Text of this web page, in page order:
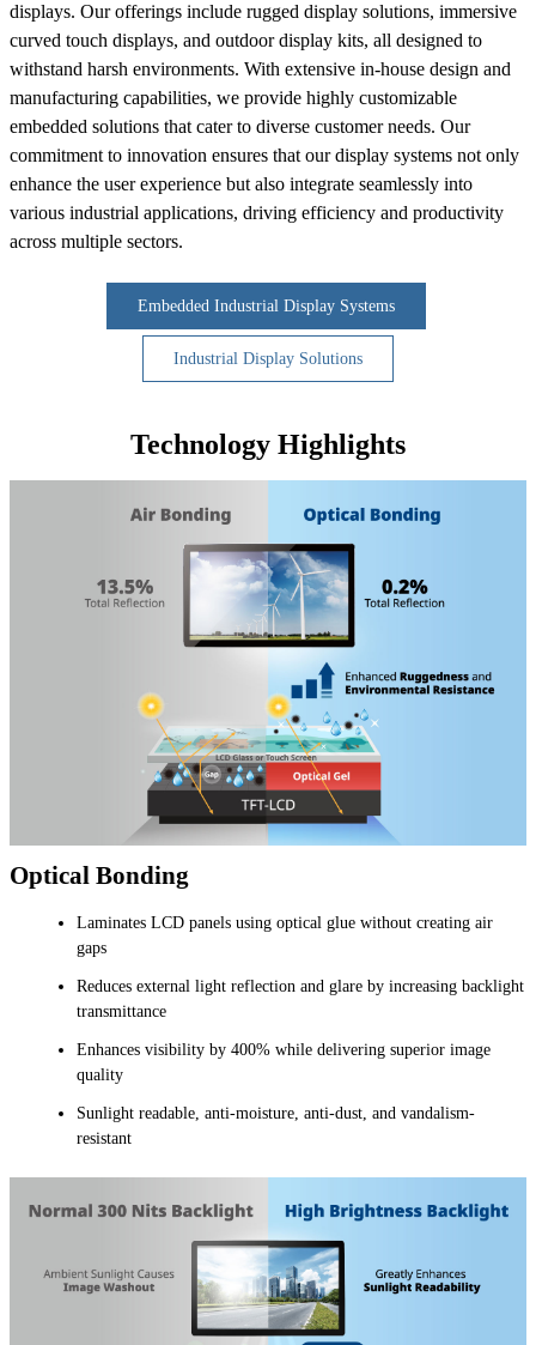
displays. Our offerings include rugged display solutions, immersive
curved touch displays, and outdoor display kits, all designed to
withstand harsh environments. With extensive in-house design and
manufacturing capabilities, we provide highly customizable
embedded solutions that cater to diverse customer needs. Our
commitment to innovation ensures that our display systems not only
enhance the user experience but also integrate seamlessly into
various industrial applications, driving efficiency and productivity
across multiple sectors.
Embedded Industrial Display Systems
Industrial Display Solutions
Technology Highlights
Optical Bonding
Laminates LCD panels using optical glue without creating air
gaps
Reduces external light reflection and glare by increasing backlight
transmittance
Enhances visibility by 400% while delivering superior image
quality
Sunlight readable, anti-moisture, anti-dust, and vandalism-
resistant